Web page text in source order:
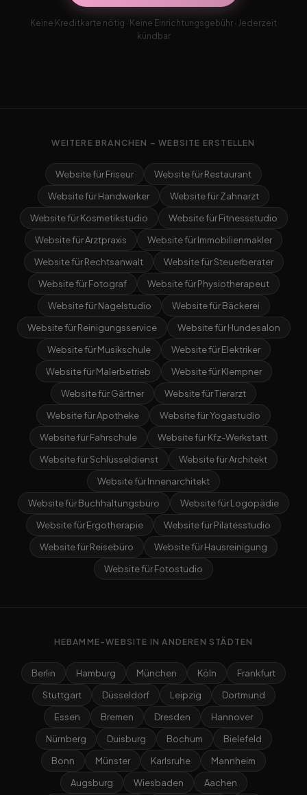
Keine Kreditkarte nötig · Keine Einrichtungsgebühr · Jederzeit
kündbar
WEITERE BRANCHEN – WEBSITE ERSTELLEN
Website für Friseur
Website für Restaurant
Website für Handwerker
Website für Zahnarzt
Website für Kosmetikstudio
Website für Fitnessstudio
Website für Arztpraxis
Website für Immobilienmakler
Website für Rechtsanwalt
Website für Steuerberater
Website für Fotograf
Website für Physiotherapeut
Website für Nagelstudio
Website für Bäckerei
Website für Reinigungsservice
Website für Hundesalon
Website für Musikschule
Website für Elektriker
Website für Malerbetrieb
Website für Klempner
Website für Gärtner
Website für Tierarzt
Website für Apotheke
Website für Yogastudio
Website für Fahrschule
Website für Kfz-Werkstatt
Website für Schlüsseldienst
Website für Architekt
Website für Innenarchitekt
Website für Buchhaltungsbüro
Website für Logopädie
Website für Ergotherapie
Website für Pilatesstudio
Website für Reisebüro
Website für Hausreinigung
Website für Fotostudio
HEBAMME-WEBSITE IN ANDEREN STÄDTEN
Berlin Hamburg München Köln
Frankfurt
Stuttgart
Düsseldorf Leipzig
Dortmund
Essen
Bremen Dresden
Hannover
Nürnberg
Duisburg Bochum
Bielefeld
Bonn
Münster Karlsruhe
Mannheim
Augsburg
Wiesbaden Aachen